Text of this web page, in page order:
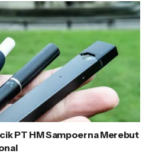
PT HM Sampoerna Merebut